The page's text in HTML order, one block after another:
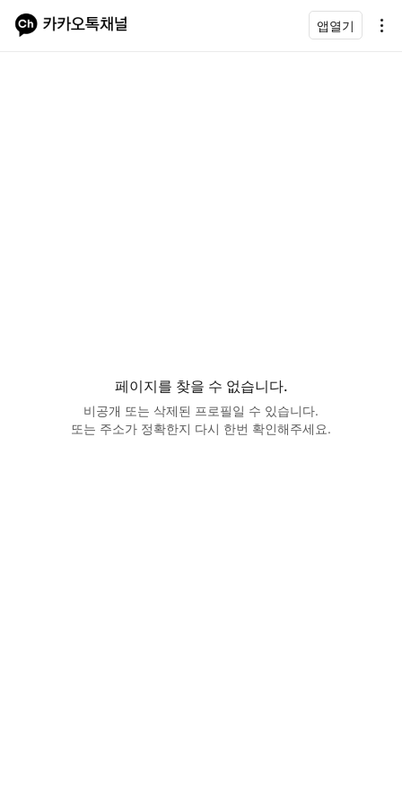
앱열기
페이지를 찾을 수 없습니다.
비공개 또는 삭제된 프로필일 수 있습니다.
또는 주소가 정확한지 다시 한번 확인해주세요.